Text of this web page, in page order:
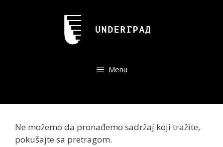
Menu
Ne možemo da pronađemo sadržaj koji tražite,
pokušajte sa pretragom.